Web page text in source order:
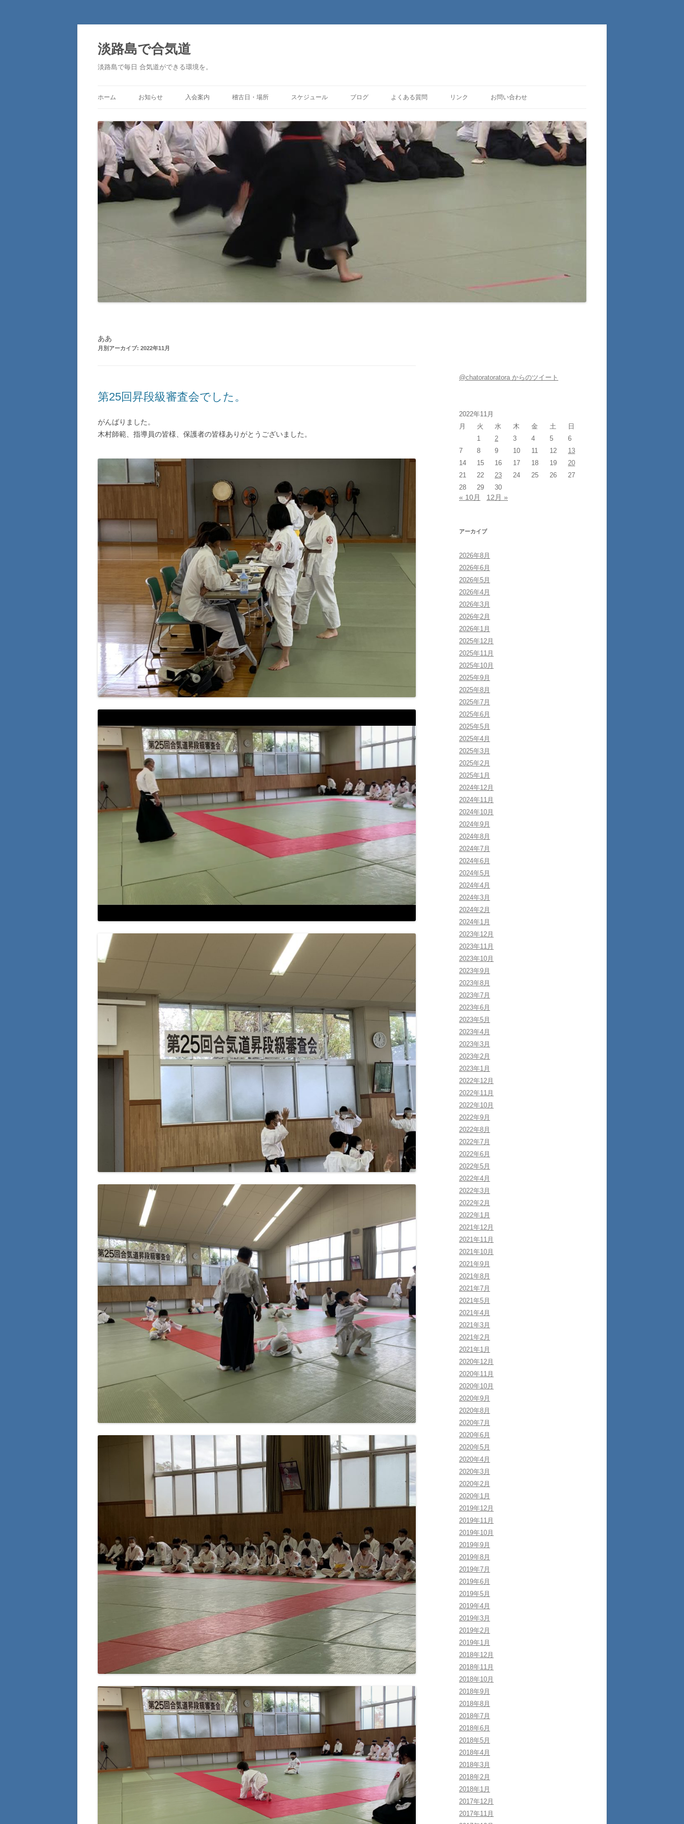
淡路島で合気道
淡路島で毎日 合気道ができる環境を。
ホーム お知らせ 入会案内 稽古日・場所 スケジュール ブログ よくある質問 リンク お問い合わせ
ああ
月別アーカイブ: 2022年11月
第25回昇段級審査会でした。
がんばりました。
木村師範、指導員の皆様、保護者の皆様ありがとうございました。
@chatoratoratora からのツイート
2022年11月
月
火 水 木 金 土
日
1
2 3 4 5
6
7
8 9 10 11 12
13
14
15 16 17 18 19
20
21
22 23 24 25 26
27
28
29 30
« 10月 12月 »
アーカイブ
2026年8月
2026年6月
2026年5月
2026年4月
2026年3月
2026年2月
2026年1月
2025年12月
2025年11月
2025年10月
2025年9月
2025年8月
2025年7月
2025年6月
2025年5月
2025年4月
2025年3月
2025年2月
2025年1月
2024年12月
2024年11月
2024年10月
2024年9月
2024年8月
2024年7月
2024年6月
2024年5月
2024年4月
2024年3月
2024年2月
2024年1月
2023年12月
2023年11月
2023年10月
2023年9月
2023年8月
2023年7月
2023年6月
2023年5月
2023年4月
2023年3月
2023年2月
2023年1月
2022年12月
2022年11月
2022年10月
2022年9月
2022年8月
2022年7月
2022年6月
2022年5月
2022年4月
2022年3月
2022年2月
2022年1月
2021年12月
2021年11月
2021年10月
2021年9月
2021年8月
2021年7月
2021年5月
2021年4月
2021年3月
2021年2月
2021年1月
2020年12月
2020年11月
2020年10月
2020年9月
2020年8月
2020年7月
2020年6月
2020年5月
2020年4月
2020年3月
2020年2月
2020年1月
2019年12月
2019年11月
2019年10月
2019年9月
2019年8月
2019年7月
2019年6月
2019年5月
2019年4月
2019年3月
2019年2月
2019年1月
2018年12月
2018年11月
2018年10月
2018年9月
2018年8月
2018年7月
2018年6月
2018年5月
2018年4月
2018年3月
2018年2月
2018年1月
2017年12月
2017年11月